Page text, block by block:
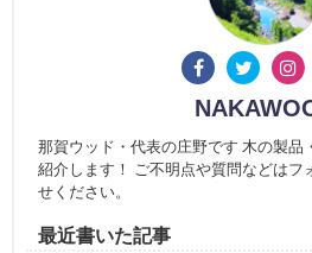
那賀ウッド・代表の庄野です 木の製品
紹介します！ ご不明点や質問などはフ
せください。
最近書いた記事